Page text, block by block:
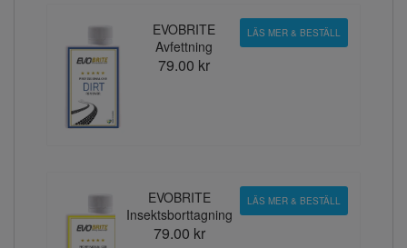
EVOBRITE
Avfettning
79.00 kr
LÄS MER & BESTÄLL
EVOBRITE
Insektsborttagning
79.00 kr
LÄS MER & BESTÄLL